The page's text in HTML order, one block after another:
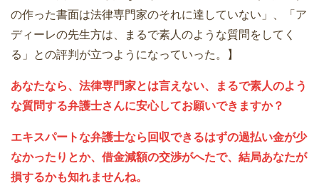
の作った書面は法律専門家のそれに達していない」、「ア
ディーレの先生方は、まるで素人のような質問をしてく
る」との評判が立つようになっていった。】
あなたなら、法律専門家とは言えない、まるで素人のよう
な質問する弁護士さんに安心してお願いできますか？
エキスパートな弁護士なら回収できるはずの過払い金が少
なかったりとか、借金減額の交渉がへたで、結局あなたが
損するかも知れませんね。